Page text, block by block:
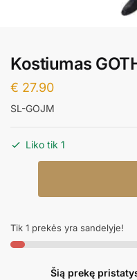
Kostiumas
€ 27.90
SL-GOJM
Liko tik 1
FATHER
M
Tik 1 prekės yra sandelyje!
Šią prekę